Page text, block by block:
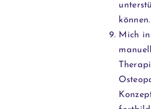
können.
Mich in